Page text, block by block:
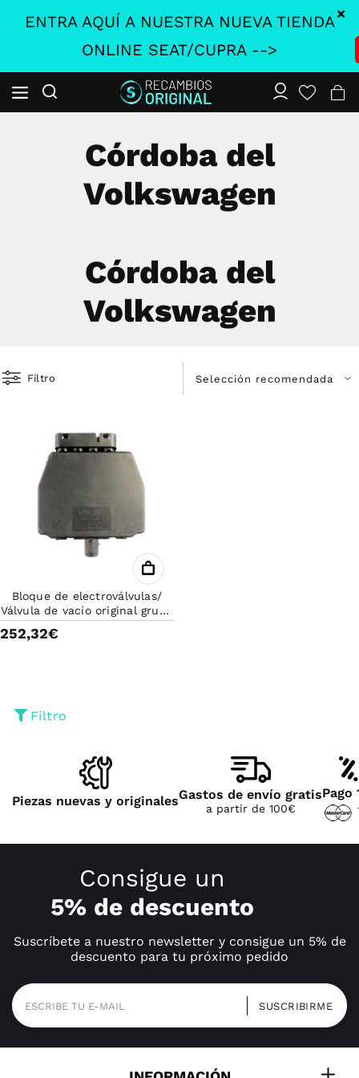
ENTRA AQUÍ A NUESTRA NUEVA TIENDA
ONLINE SEAT/CUPRA -->
Córdoba del
Volkswagen
Córdoba del
Volkswagen
Filtro
Bloque de electroválvulas/
Válvula de vacío original grupo
VAG 6Q0906625E
252,32€
Filtro
Piezas nuevas y originalesGastos de envío gratis
a partir de 100€
Pago
Consigue un
5% de descuento
Suscríbete a nuestro newsletter y consigue un 5% de
descuento para tu próximo pedido